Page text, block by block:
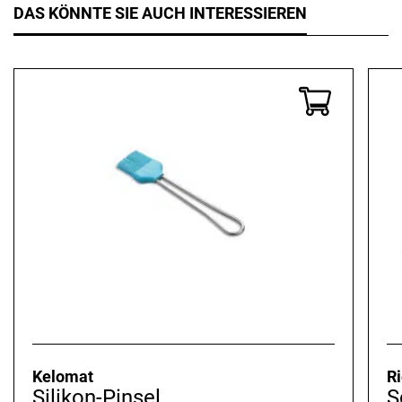
DAS KÖNNTE SIE AUCH INTERESSIEREN
Kelomat